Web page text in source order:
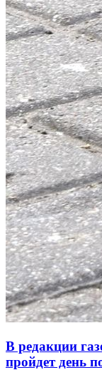
В редакции
пройдет день